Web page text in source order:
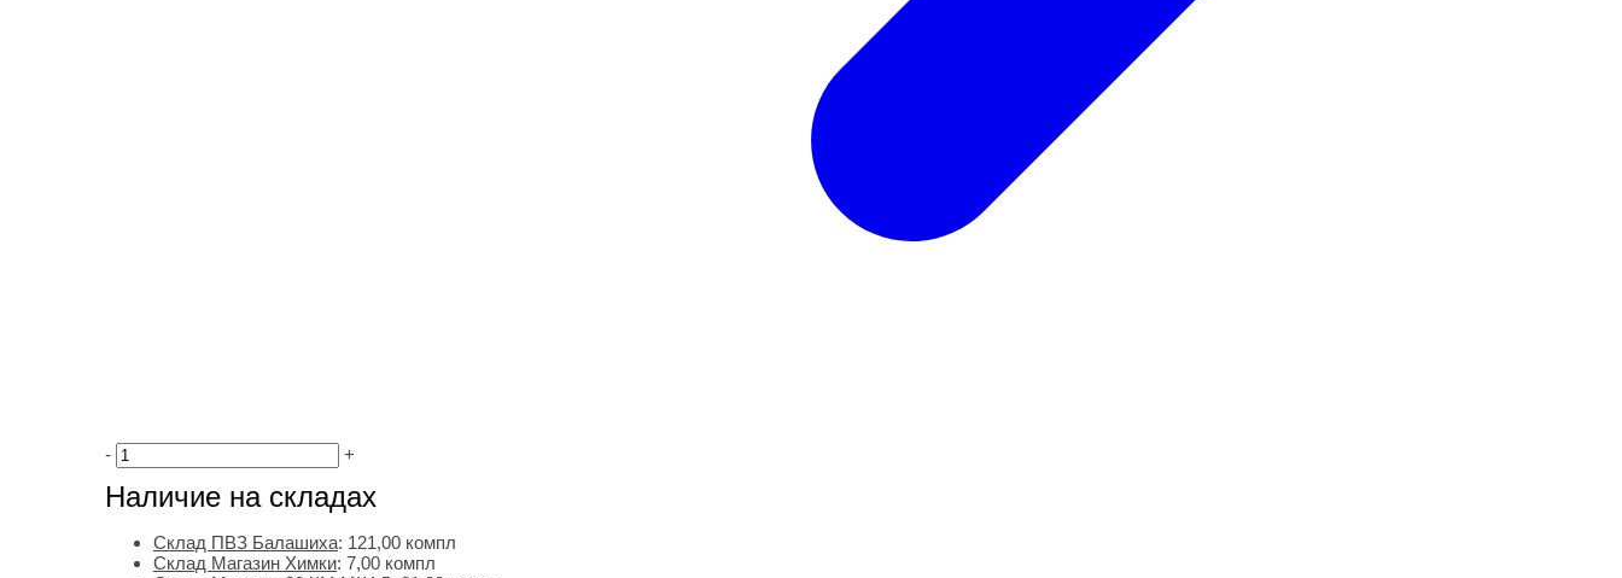
- +
Наличие на складах
Склад ПВЗ Балашиха: 121,00 компл
Склад Магазин Химки: 7,00 компл